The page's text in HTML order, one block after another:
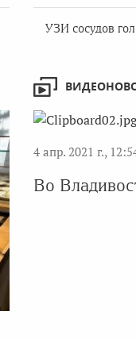
УЗИ сосудов
4 апр. 2021 г.,
Во